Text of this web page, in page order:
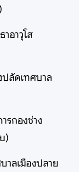
อาวุโส
ปลัดเทศบาล
รกองช่าง
)
าลเมืองปลาย